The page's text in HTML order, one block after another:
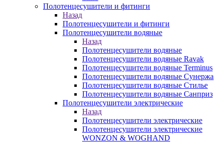
Полотенцесушители и фитинги
Назад
Полотенцесушители и фитинги
Полотенцесушители водяные
Назад
Полотенцесушители водяные
Полотенцесушители водяные Ravak
Полотенцесушители водяные Terminus
Полотенцесушители водяные Сунержа
Полотенцесушители водяные Стилье
Полотенцесушители водяные Санприз
Полотенцесушители электрические
Назад
Полотенцесушители электрические
Полотенцесушители электрические
WONZON & WOGHAND